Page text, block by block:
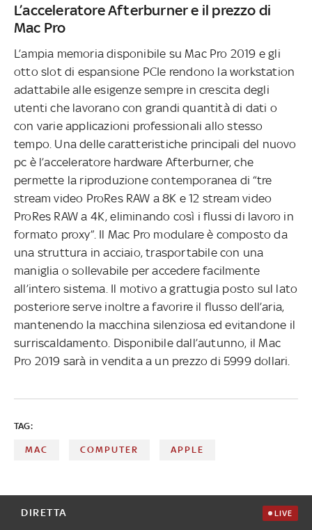
L’acceleratore Afterburner e il prezzo di
Mac Pro
L’ampia memoria disponibile su Mac Pro 2019 e gli
otto slot di espansione PCIe rendono la workstation
adattabile alle esigenze sempre in crescita degli
utenti che lavorano con grandi quantità di dati o
con varie applicazioni professionali allo stesso
tempo. Una delle caratteristiche principali del nuovo
pc è l’acceleratore hardware Afterburner, che
permette la riproduzione contemporanea di “tre
stream video ProRes RAW a 8K e 12 stream video
ProRes RAW a 4K, eliminando così i flussi di lavoro in
formato proxy”. Il Mac Pro modulare è composto da
una struttura in acciaio, trasportabile con una
maniglia o sollevabile per accedere facilmente
all’intero sistema. Il motivo a grattugia posto sul lato
posteriore serve inoltre a favorire il flusso dell’aria,
mantenendo la macchina silenziosa ed evitandone il
surriscaldamento. Disponibile dall’autunno, il Mac
Pro 2019 sarà in vendita a un prezzo di 5999 dollari.
TAG:
MAC COMPUTER APPLE
DIRETTA LIVE